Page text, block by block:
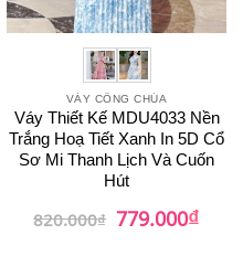
VÁY CÔNG CHÚA
Váy Thiết Kế MDU4033 Nền
Trắng Hoạ Tiết Xanh In 5D Cổ
Sơ Mi Thanh Lịch Và Cuốn
Hút
820.000₫ Giá
gốc
779.000₫Giá
hiện